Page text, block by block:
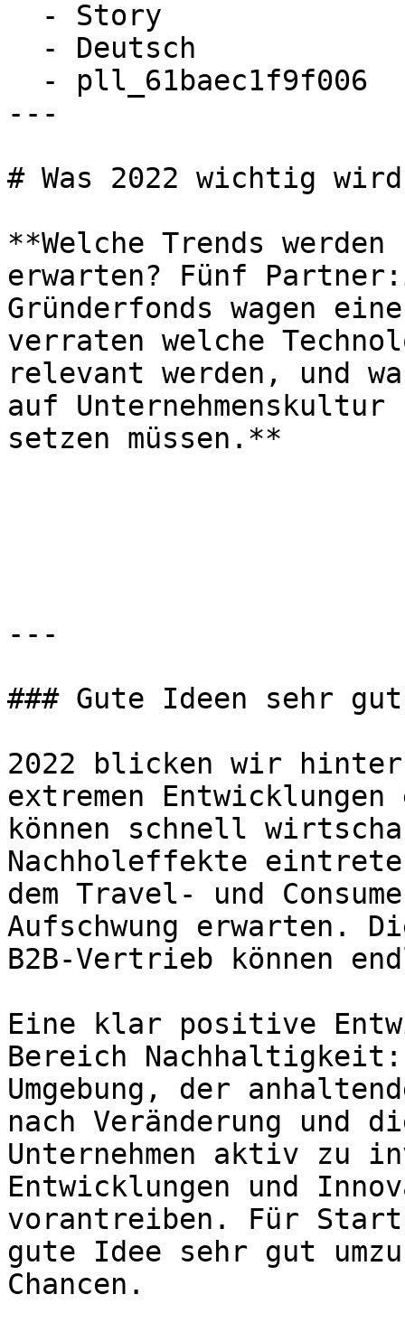
---
# Was 2022 wichtig wird
**Welche Trends werden
erwarten? Fünf
Gründerfonds wagen
verraten welche
relevant werden, und
auf Unternehmenskultur
setzen müssen.**
---
### Gute Ideen sehr gut
2022 blicken wir
extremen
können schnell
Nachholeffekte
dem Travel- und
Aufschwung erwarten.
B2B-Vertrieb können
Eine klar positive
Bereich
Umgebung, der
nach Veränderung und
Unternehmen aktiv zu
Entwicklungen und
vorantreiben. Für
gute Idee sehr gut
Chancen.